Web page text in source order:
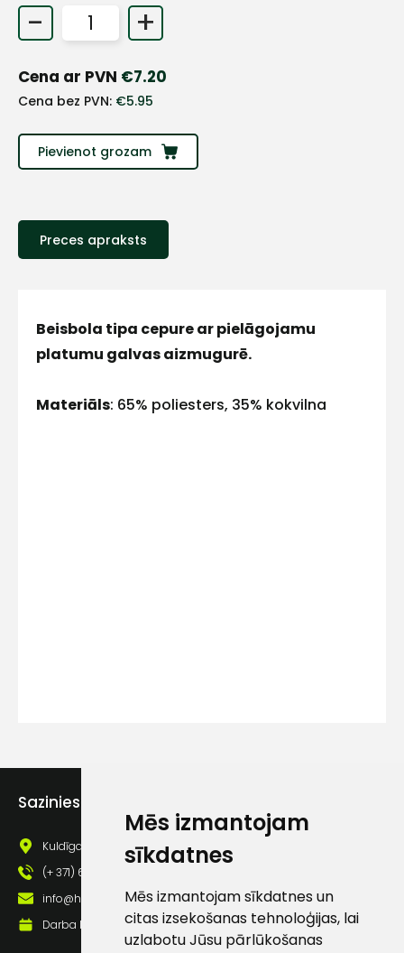
Mēs izmantojam
sīkdatnes
Mēs izmantojam sīkdatnes un
citas izsekošanas tehnoloģijas, lai
uzlabotu Jūsu pārlūkošanas
- +
Cena ar PVN €7.20
Cena bez PVN: €5.95
Pievienot grozam
Preces apraksts
Beisbola tipa cepure ar pielāgojamu
platumu galvas aizmugurē.
Materiāls: 65% poliesters, 35% kokvilna
Sazinies ar mums
Kuldīgas iela 69a, Saldus, Saldus nov., LV - 3801
(+ 371) 63 881 186
info@hards.lv
Darba laiks: Darbadienās: 8:00 - 17:00
ātrāk
Vārds
Piekrītu SIA Hards
lietošanas noteikumiem
pastā
+